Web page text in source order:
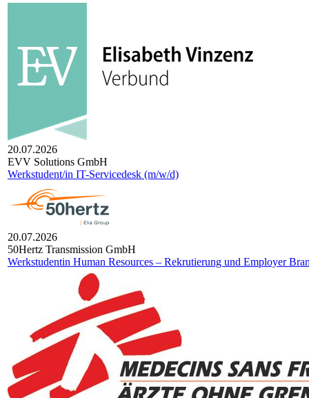
20.07.2026
EVV Solutions GmbH
Werkstudent/in IT-Servicedesk (m/w/d)
20.07.2026
50Hertz Transmission GmbH
Werkstudentin Human Resources – Rekrutierung und Employer